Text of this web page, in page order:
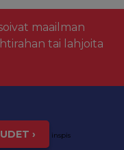
maailman
tai lahjoita
› inspis